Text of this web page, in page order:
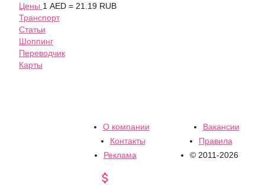
Цены 1 AED = 21.19 RUB
Транспорт
Статьи
Шоппинг
Переводчик
Карты
О компании
Вакансии
Контакты
Правила
Реклама
© 2011-2026
